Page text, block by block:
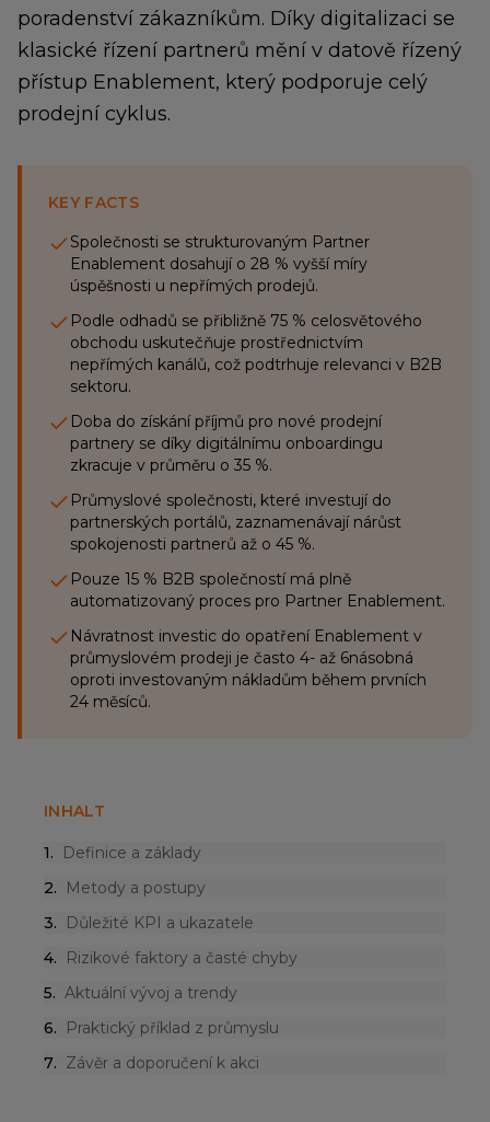
poradenství zákazníkům. Díky digitalizaci se
klasické řízení partnerů mění v datově řízený
přístup Enablement, který podporuje celý
prodejní cyklus.
KEY FACTS
Společnosti se strukturovaným Partner
Enablement dosahují o 28 % vyšší míry
úspěšnosti u nepřímých prodejů.
Podle odhadů se přibližně 75 % celosvětového
obchodu uskutečňuje prostřednictvím
nepřímých kanálů, což podtrhuje relevanci v B2B
sektoru.
Doba do získání příjmů pro nové prodejní
partnery se díky digitálnímu onboardingu
zkracuje v průměru o 35 %.
Průmyslové společnosti, které investují do
partnerských portálů, zaznamenávají nárůst
spokojenosti partnerů až o 45 %.
Pouze 15 % B2B společností má plně
automatizovaný proces pro Partner Enablement.
Návratnost investic do opatření Enablement v
průmyslovém prodeji je často 4- až 6násobná
oproti investovaným nákladům během prvních
24 měsíců.
INHALT
1.
Definice a základy
2.
Metody a postupy
3.
Důležité KPI a ukazatele
4.
Rizikové faktory a časté chyby
5. Aktuální vývoj a trendy
6.
Praktický příklad z průmyslu
7. Závěr a doporučení k akci